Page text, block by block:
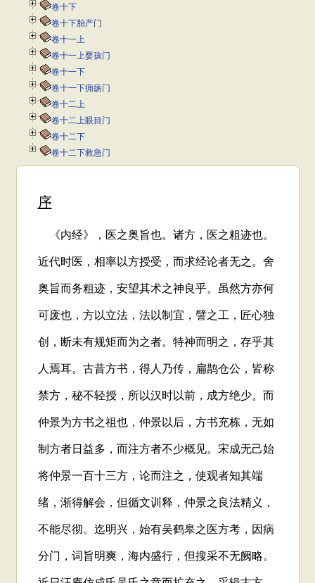
卷十下
卷十下胎产门
卷十一上
卷十一上婴孩门
卷十一下
卷十一下痈疡门
卷十二上
卷十二上眼目门
卷十二下
卷十二下救急门